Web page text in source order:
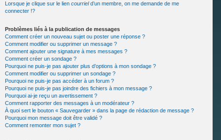
Lorsque je clique sur le lien courrield’un membre, on me demande de me
connecter !?
Problèmes liés à la publication de messages
Comment créer un nouveau sujet ou poster une réponse ?
Comment modifier ou supprimer un message ?
Comment ajouter une signature à mes messages ?
Comment créer un sondage ?
Pourquoi ne puis-je pas ajouter plus d’options à mon sondage ?
Comment modifier ou supprimer un sondage ?
Pourquoi ne puis-je pas accéder à un forum ?
Pourquoi ne puis-je pas joindre des fichiers à mon message ?
Pourquoi ai-je reçu un avertissement ?
Comment rapporter des messages à un modérateur ?
À quoi sert le bouton « Sauvegarder » dans la page de rédaction de message ?
Pourquoi mon message doit être validé ?
Comment remonter mon sujet ?